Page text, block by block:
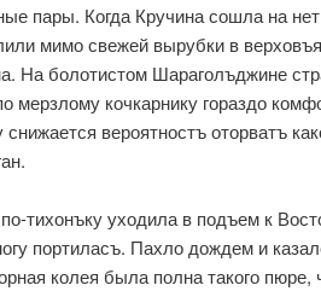
пары. Когда Кручина сошла на
мимо свежей вырубки в
На болотистом Шараголъджине
мерзлому кочкарнику гораздо
снижается вероятностъ оторватъ
тихонъку уходила в подъем к
портиласъ. Пахло дождем и
колея была полна такого пюре,